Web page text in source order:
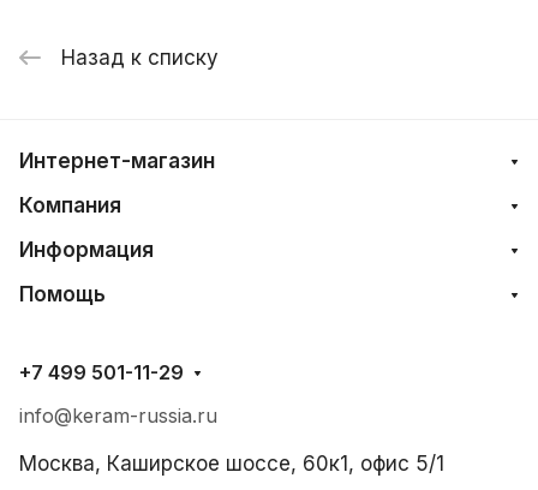
Назад к списку
Интернет-магазин
Компания
Информация
Помощь
+7 499 501-11-29
info@keram-russia.ru
Москва, Каширское шоссе, 60к1, офис 5/1